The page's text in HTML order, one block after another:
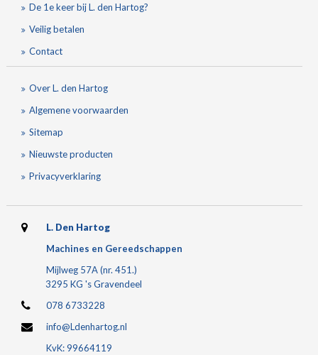
De 1e keer bij L. den Hartog?
Veilig betalen
Contact
Over L. den Hartog
Algemene voorwaarden
Sitemap
Nieuwste producten
Privacyverklaring
L. Den Hartog
Machines en Gereedschappen
Mijlweg 57A (nr. 451.)
3295 KG 's Gravendeel
078 6733228
info@Ldenhartog.nl
KvK: 99664119